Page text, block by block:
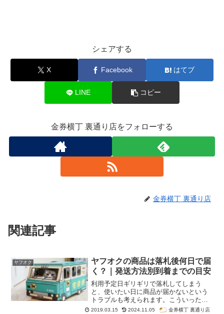
シェアする
X Facebook はてブ
LINE コピー
金券横丁 裏通り店をフォローする
金券横丁 裏通り店
関連記事
ヤフオク
ヤフオクの商品は落札後何日で届
く？｜発送方法別到着までの目安
利用予定日ギリギリで落札してしまう
と、使いたい日に商品が届かないという
トラブルも考えられます。こういったト
ラブルに遭遇しないために、ヤフオクで
2019.03.15 2024.11.05 金券横丁 裏通り店